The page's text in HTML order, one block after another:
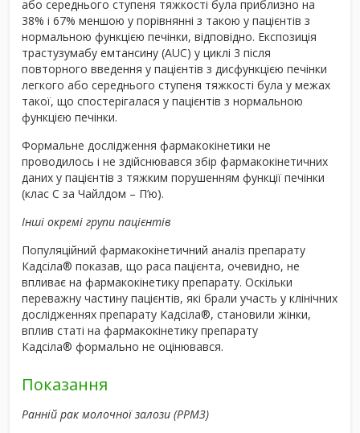
або середнього ступеня тяжкості була приблизно на
38% і 67% меншою у порівнянні з такою у пацієнтів з
нормальною функцією печінки, відповідно. Експозиція
трастузумабу емтансину (AUC) у циклі 3 після
повторного введення у пацієнтів з дисфункцією печінки
легкого або середнього ступеня тяжкості була у межах
такої, що спостерігалася у пацієнтів з нормальною
функцією печінки.
Формальне дослідження фармакокінетики не
проводилось і не здійснювався збір фармакокінетичних
даних у пацієнтів з тяжким порушенням функції печінки
(клас С за Чайлдом – П’ю).
Інші окремі групи пацієнтів
Популяційний фармакокінетичний аналіз препарату
Кадсіла® показав, що раса пацієнта, очевидно, не
впливає на фармакокінетику препарату. Оскільки
переважну частину пацієнтів, які брали участь у клінічних
дослідженнях препарату Кадсіла®, становили жінки,
вплив статі на фармакокінетику препарату
Кадсіла® формально не оцінювався.
Показання
Ранній рак молочної залози (РРМЗ)